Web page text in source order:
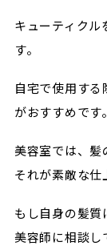
キューティクル
す。
自宅で使用す
がおすすめです。
美容室では、髪
それが素敵な仕
もし自身の髪質
美容師に相談し